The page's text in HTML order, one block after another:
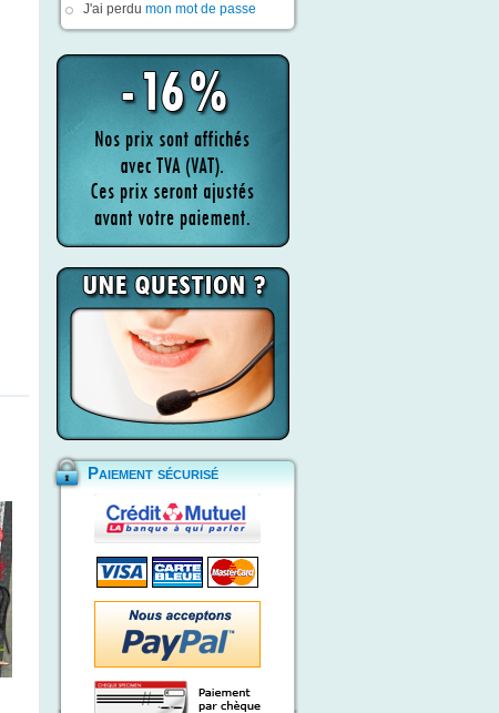
J'ai perdu mon mot de passe
Paiement sécurisé